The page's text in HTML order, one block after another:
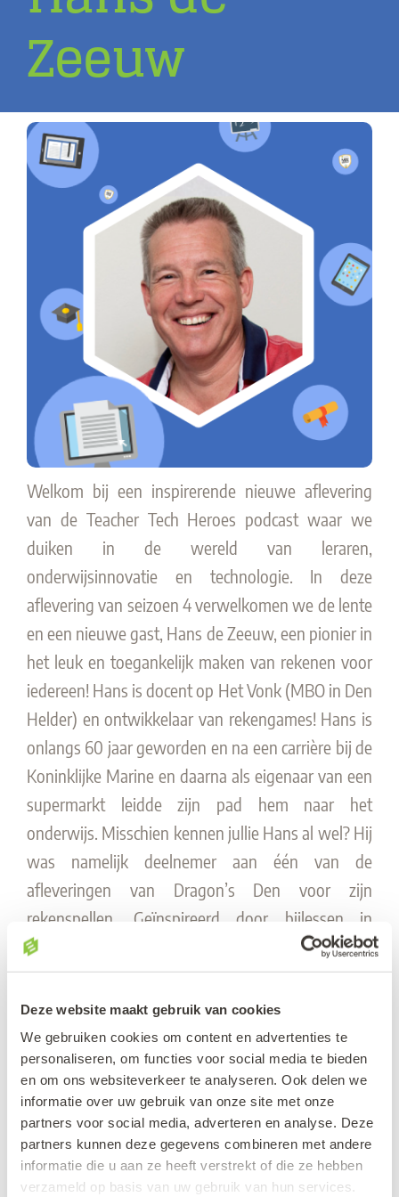
Deze website maakt gebruik van cookies
We gebruiken cookies om content en advertenties te
personaliseren, om functies voor social media te bieden
en om ons websiteverkeer te analyseren. Ook delen we
informatie over uw gebruik van onze site met onze
partners voor social media, adverteren en analyse. Deze
partners kunnen deze gegevens combineren met andere
informatie die u aan ze heeft verstrekt of die ze hebben
verzameld op basis van uw gebruik van hun services.
Zeeuw
Welkom bij een inspirerende nieuwe aflevering
van de Teacher Tech Heroes podcast waar we
duiken in de wereld van leraren,
onderwijsinnovatie en technologie. In deze
aflevering van seizoen 4 verwelkomen we de lente
en een nieuwe gast, Hans de Zeeuw, een pionier in
het leuk en toegankelijk maken van rekenen voor
iedereen! Hans is docent op Het Vonk (MBO in Den
Helder) en ontwikkelaar van rekengames! Hans is
onlangs 60 jaar geworden en na een carrière bij de
Koninklijke Marine en daarna als eigenaar van een
supermarkt leidde zijn pad hem naar het
onderwijs. Misschien kennen jullie Hans al wel? Hij
was namelijk deelnemer aan één van de
afleveringen van Dragon’s Den voor zijn
rekenspellen. Geïnspireerd door bijlessen in
rekenen en de behoefte aan praktisch en boeiend
onderwijsmateriaal, begon Hans met het
ontwikkelen van rekengames. Zijn spellen,
gebaseerd op de kerndoelen van het curriculum,
zijn bedoeld om rekenen begrijpelijk en
aantrekkelijk te maken voor studenten. Na
succesvolle implementatie van zijn games in zijn
eigen lessen, breidde Hans zijn ideeën uit naar
digitale platforms en verscheidenheid in